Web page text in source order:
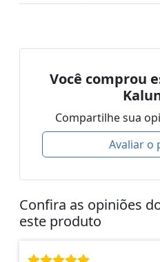
Você comprou
Compartilhe sua
Avaliar o
Confira as opiniões
este produto